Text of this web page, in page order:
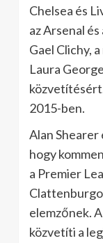
Chelsea és
az Arsenal
Gael Clichy,
Laura
2015-ben.
Alan Shearer
hogy
a Premier
elemzőnek.
közvetíti a